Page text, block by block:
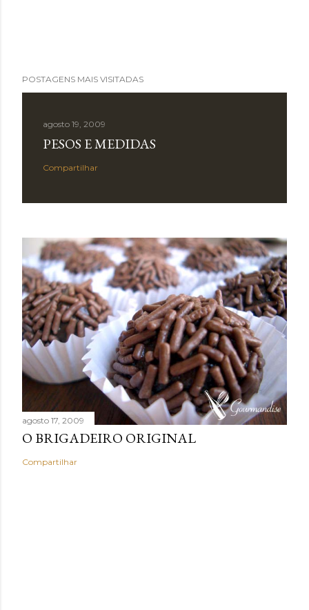
POSTAGENS MAIS VISITADAS
agosto 19, 2009
PESOS E MEDIDAS
Compartilhar
agosto 17, 2009
O BRIGADEIRO ORIGINAL
Compartilhar